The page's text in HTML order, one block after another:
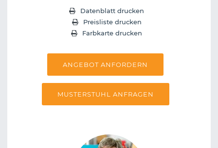
Datenblatt drucken
Preisliste drucken
Farbkarte drucken
ANGEBOT ANFORDERN
MUSTERSTUHL ANFRAGEN